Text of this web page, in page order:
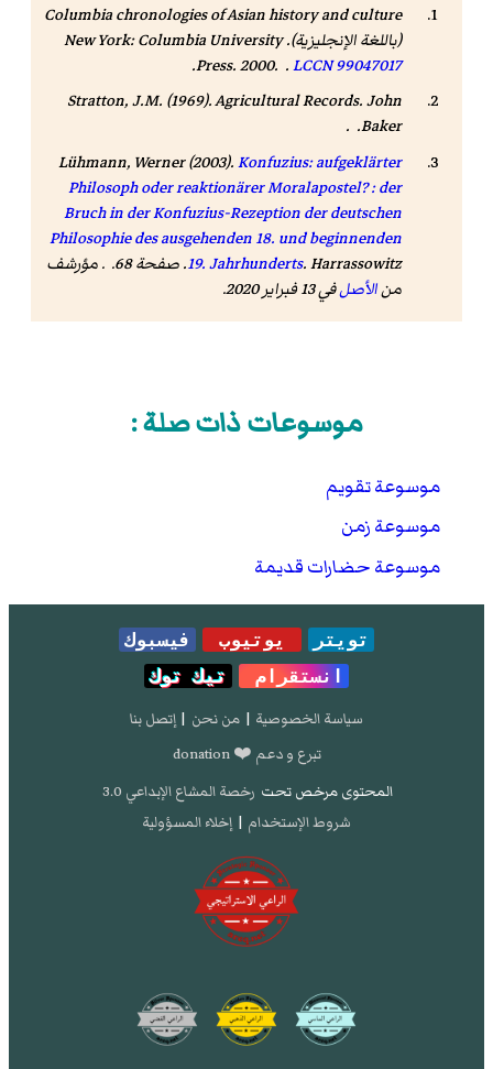
Columbia chronologies of Asian history and culture
(باللغة الإنجليزية). New York: Columbia University
Press. 2000. .LCCN99047017
.
Stratton, J.M. (1969).Agricultural Records. John
Baker. .
Lühmann, Werner (2003).Konfuzius: aufgeklärter
Philosoph oder reaktionärer Moralapostel? : der
Bruch in der Konfuzius-Rezeption der deutschen
Philosophie des ausgehenden 18. und beginnenden
19. Jahrhunderts
. Harrassowitz. صفحة 68. . مؤرشف
منالأصلفي 13 فبراير 2020.
موسوعات ذات صلة :
موسوعة تقويم
موسوعة زمن
موسوعة حضارات قديمة
تويتر يوتيوب
فيسبوك
انستقرام
تيك توك
سياسة الخصوصية | من نحن | إتصل بنا
تبرع و دعم ❤️ donation
المحتوى مرخص تحت رخصة المشاع الإبداعي 3.0
شروط الإستخدام | إخلاء المسؤولية